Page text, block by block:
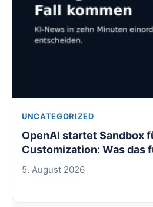
UNCATEGORIZED
OpenAI startet Sandbox
Customization: Was das
5. August 2026